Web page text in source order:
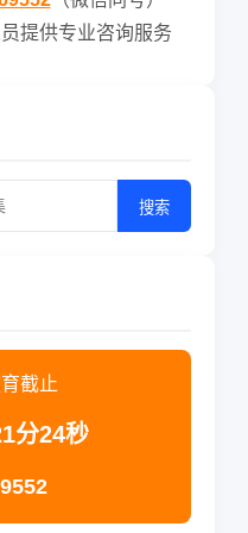
提供专业咨询服务
搜索
截止
分24秒